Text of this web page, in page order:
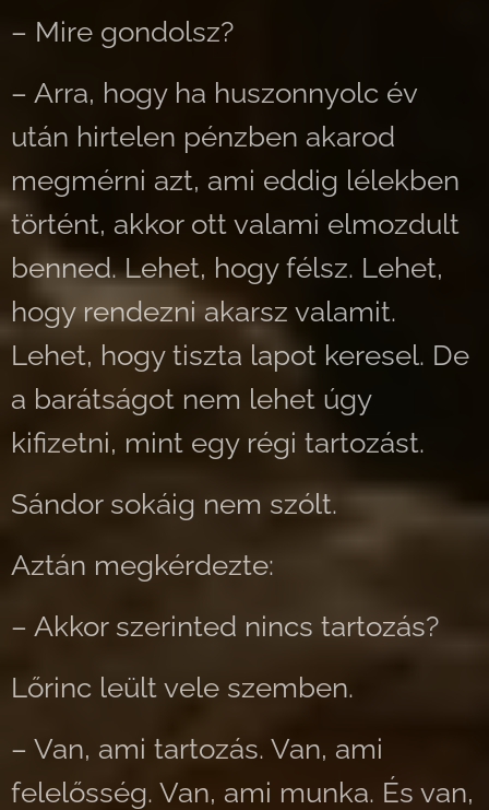
– Mire gondolsz?
– Arra, hogy ha huszonnyolc év
után hirtelen pénzben akarod
megmérni azt, ami eddig lélekben
történt, akkor ott valami elmozdult
benned. Lehet, hogy félsz. Lehet,
hogy rendezni akarsz valamit.
Lehet, hogy tiszta lapot keresel. De
a barátságot nem lehet úgy
kifizetni, mint egy régi tartozást.
Sándor sokáig nem szólt.
Aztán megkérdezte:
– Akkor szerinted nincs tartozás?
Lőrinc leült vele szemben.
– Van, ami tartozás. Van, ami
felelősség. Van, ami munka. És van,